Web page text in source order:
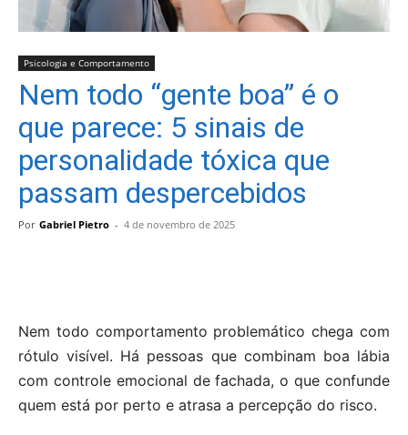
Psicologia e Comportamento
Nem todo “gente boa” é o
que parece: 5 sinais de
personalidade tóxica que
passam despercebidos
Por Gabriel Pietro - 4 de novembro de 2025
Nem todo comportamento problemático chega com
rótulo visível. Há pessoas que combinam boa lábia
com controle emocional de fachada, o que confunde
quem está por perto e atrasa a percepção do risco.